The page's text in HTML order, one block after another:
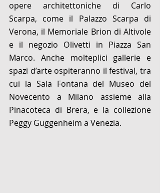
opere architettoniche di Carlo
Scarpa, come il Palazzo Scarpa di
Verona, il Memoriale Brion di Altivole
e il negozio Olivetti in Piazza San
Marco. Anche molteplici gallerie e
spazi d’arte ospiteranno il festival, tra
cui la Sala Fontana del Museo del
Novecento a Milano assieme alla
Pinacoteca di Brera, e la collezione
Peggy Guggenheim a Venezia.